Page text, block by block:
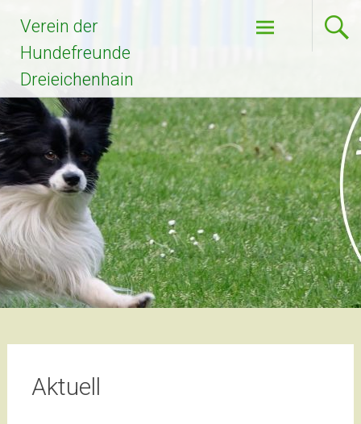
Verein der
Hundefreunde
Dreieichenhain
Aktuell